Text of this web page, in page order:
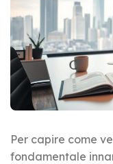
Per capire come
fondamentale